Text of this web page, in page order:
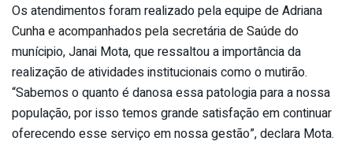
Os atendimentos foram realizado pela equipe de Adriana
Cunha e acompanhados pela secretária de Saúde do
munícipio, Janai Mota, que ressaltou a importância da
realização de atividades institucionais como o mutirão.
“Sabemos o quanto é danosa essa patologia para a nossa
população, por isso temos grande satisfação em continuar
oferecendo esse serviço em nossa gestão”, declara Mota.